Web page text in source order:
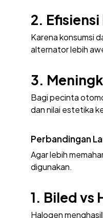
2.
Karena konsumsi
alternator lebih
3.
Bagi pecinta
dan nilai estetika
Perbandingan
Agar lebih
digunakan.
1. Biled vs
Halogen